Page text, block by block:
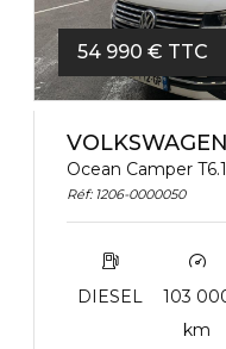
54 990 € TTC
Ocean Camper T6.1
Réf: 1206-0000050
DIESEL
103
km